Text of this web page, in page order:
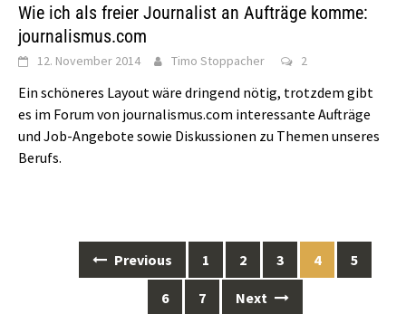
Wie ich als freier Journalist an Aufträge komme:
journalismus.com
12. November 2014 Timo Stoppacher 2
Ein schöneres Layout wäre dringend nötig, trotzdem gibt
es im Forum von journalismus.com interessante Aufträge
und Job-Angebote sowie Diskussionen zu Themen unseres
Berufs.
navigation
Previous 1 2 3 4 5
6 7 Next